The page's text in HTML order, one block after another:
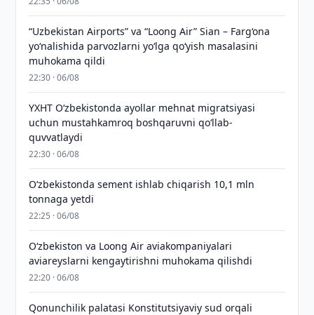
“Uzbekistan Airports” va “Loong Air” Sian – Farg‘ona
yo‘nalishida parvozlarni yo‘lga qo‘yish masalasini
muhokama qildi
22:30 · 06/08
YXHT O‘zbekistonda ayollar mehnat migratsiyasi
uchun mustahkamroq boshqaruvni qo‘llab-
quvvatlaydi
22:30 · 06/08
O‘zbekistonda sement ishlab chiqarish 10,1 mln
tonnaga yetdi
22:25 · 06/08
Oʻzbekiston va Loong Air aviakompaniyalari
aviareyslarni kengaytirishni muhokama qilishdi
22:20 · 06/08
Qonunchilik palatasi Konstitutsiyaviy sud orqali